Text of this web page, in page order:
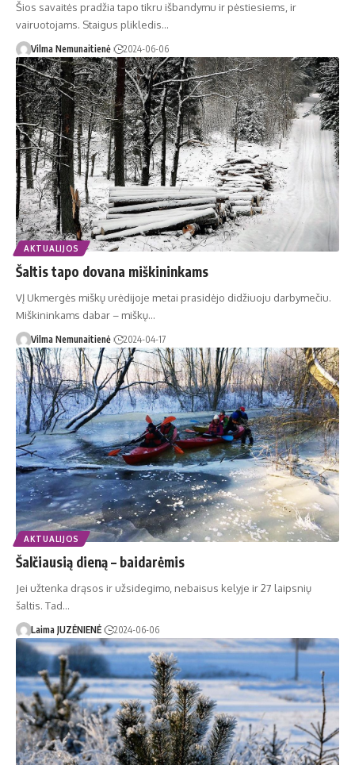
Šios savaitės pradžia tapo tikru išbandymu ir pėstiesiems, ir
vairuotojams. Staigus plikledis…
Vilma Nemunaitienė 2024-06-06
AKTUALIJOS
Šaltis tapo dovana miškininkams
VĮ Ukmergės miškų urėdijoje metai prasidėjo didžiuoju darbymečiu.
Miškininkams dabar – miškų…
Vilma Nemunaitienė 2024-04-17
AKTUALIJOS
Šalčiausią dieną – baidarėmis
Jei užtenka drąsos ir užsidegimo, nebaisus kelyje ir 27 laipsnių
šaltis. Tad…
Laima JUZĖNIENĖ 2024-06-06